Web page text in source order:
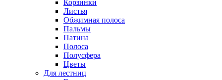
Корзинки
Листья
Обжимная полоса
Пальмы
Патина
Полоса
Полусфера
Цветы
Для лестниц